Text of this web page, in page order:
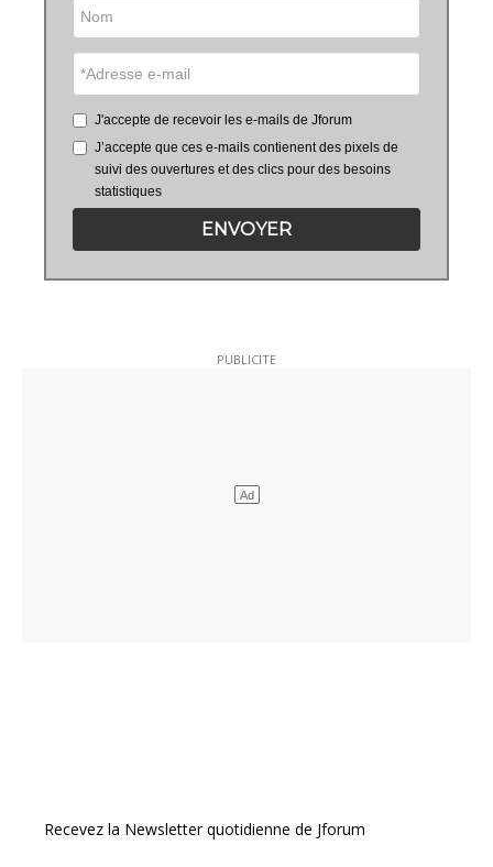
J'accepte de recevoir les e-mails de Jforum
J’accepte que ces e-mails contienent des pixels de
suivi des ouvertures et des clics pour des besoins
statistiques
ENVOYER
Recevez la Newsletter quotidienne de Jforum